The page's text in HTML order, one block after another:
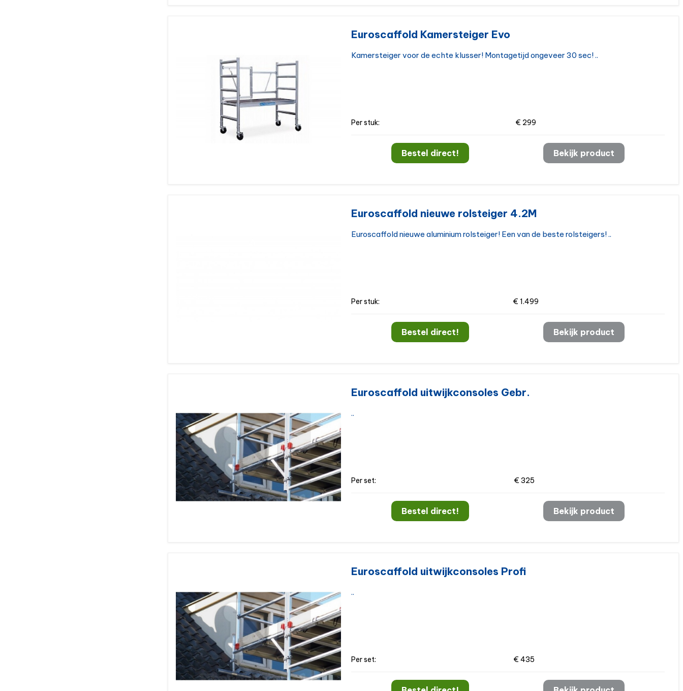
Euroscaffold Kamersteiger Evo
Kamersteiger voor de echte klusser! Montagetijd ongeveer 30 sec! ..
Per stuk: € 299
Bestel direct! Bekijk product
Euroscaffold nieuwe rolsteiger 4.2M
Euroscaffold nieuwe aluminium rolsteiger! Een van de beste rolsteigers! ..
Per stuk: € 1.499
Bestel direct! Bekijk product
Euroscaffold uitwijkconsoles Gebr.
..
Per set: € 325
Bestel direct! Bekijk product
Euroscaffold uitwijkconsoles Profi
..
Per set: € 435